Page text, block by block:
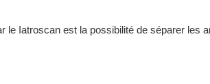
le Iatroscan est la possibilité de séparer